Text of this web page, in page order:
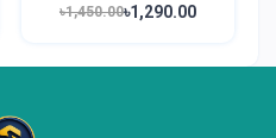
৳1,450.00৳1,290.00